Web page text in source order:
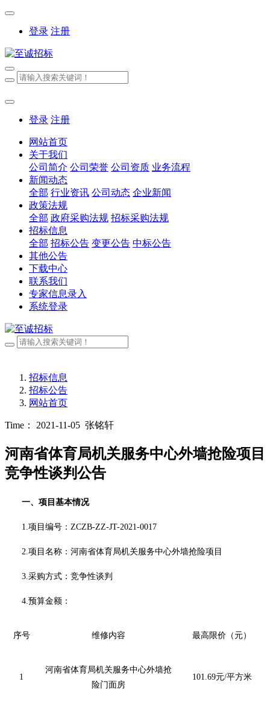
登录 注册
登录 注册
网站首页
关于我们
公司简介 公司荣誉 公司资质 业务流程
新闻动态
全部 行业资讯 公司动态 企业新闻
政策法规
全部 政府采购法规 招标采购法规
招标信息
全部 招标公告 变更公告 中标公告
其他公告
下载中心
联系我们
专家信息录入
系统登录
招标信息
招标公告
网站首页
Time： 2021-11-05 张铭轩
河南省体育局机关服务中心外墙抢险项目
竞争性谈判公告
一、项目基本情况
1.项目编号： ZCZB-ZZ-JT-2021-0017
2.项目名称： 河南省体育局机关服务中心外墙抢险项目
3.采购方式：竞争性谈判
4.预算金额：
序号 维修内容 最高限价（元）
1
河南省体育局机关服务中心外墙抢
险门面房
101.69元/平方米